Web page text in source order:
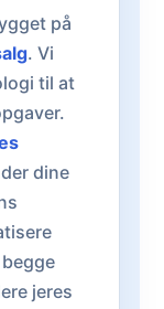
på
. Vi
til at
dine
jeres